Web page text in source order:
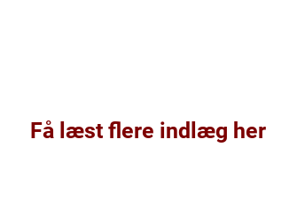
Få læst flere indlæg her